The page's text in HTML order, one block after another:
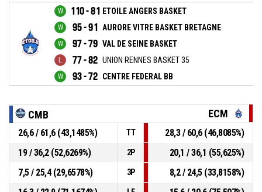
110 - 81 ETOILE ANGERS BASKET
95 - 91 AURORE VITRE BASKET BRETAGNE
97 - 79 VAL DE SEINE BASKET
77 - 82 UNION RENNES BASKET 35
93 - 72 CENTRE FEDERAL BB
CMB ECM
26,6 / 61,6 (43,1485%) TT
28,3 / 60,6 (46,8085%)
19 / 36,2 (52,6269%)
2P
20,1 / 36,1 (55,625%)
7,5 / 25,4 (29,6578%)
3P
8,2 / 24,5 (33,8158%)